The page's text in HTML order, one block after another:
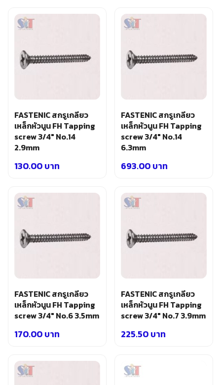
FASTENIC สกรูเกลียว
เหล็กหัวนูน FH Tapping
screw 3/4″ No.14
2.9mm
130.00บาท
FASTENIC สกรูเกลียว
เหล็กหัวนูน FH Tapping
screw 3/4″ No.14
6.3mm
693.00บาท
FASTENIC สกรูเกลียว
เหล็กหัวนูน FH Tapping
screw 3/4″ No.6 3.5mm
170.00บาท
FASTENIC สกรูเกลียว
เหล็กหัวนูน FH Tapping
screw 3/4″ No.7 3.9mm
225.50บาท